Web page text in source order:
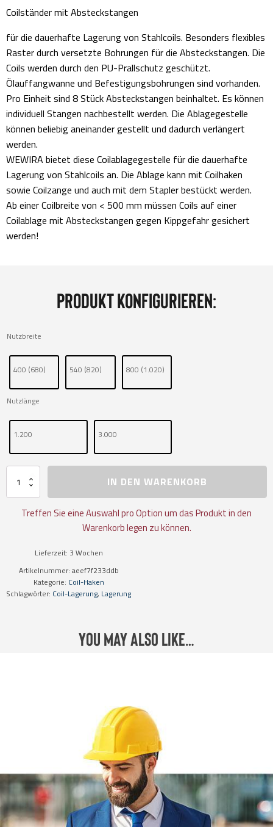
Coilständer mit Absteckstangen
für die dauerhafte Lagerung von Stahlcoils. Besonders flexibles
Raster durch versetzte Bohrungen für die Absteckstangen. Die
Coils werden durch den PU-Prallschutz geschützt.
Ölauffangwanne und Befestigungsbohrungen sind vorhanden.
Pro Einheit sind 8 Stück Absteckstangen beinhaltet. Es können
individuell Stangen nachbestellt werden. Die Ablagegestelle
können beliebig aneinander gestellt und dadurch verlängert
werden.
WEWIRA bietet diese Coilablagegestelle für die dauerhafte
Lagerung von Stahlcoils an. Die Ablage kann mit Coilhaken
sowie Coilzange und auch mit dem Stapler bestückt werden.
Ab einer Coilbreite von < 500 mm müssen Coils auf einer
Coilablage mit Absteckstangen gegen Kippgefahr gesichert
werden!
Produkt konfigurieren:
Nutzbreite
400 (680) 540 (820) 800 (1.020)
Nutzlänge
1.200 3.000
Ständer
für
IN DEN WARENKORB
Treffen Sie eine Auswahl pro Option um das Produkt in den
Warenkorb legen zu können.
Lieferzeit: 3 Wochen
Artikelnummer: aeef7f233ddb
Kategorie: Coil-Haken
Schlagwörter: Coil-Lagerung, Lagerung
You may also like…